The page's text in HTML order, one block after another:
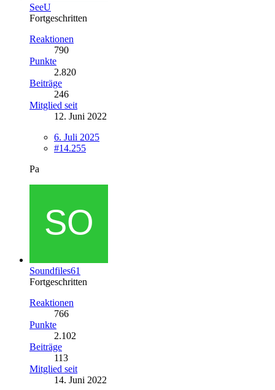
SeeU
Fortgeschritten
Reaktionen
790
Punkte
2.820
Beiträge
246
Mitglied seit
12. Juni 2022
6. Juli 2025
#14.255
Pa
Soundfiles61
Fortgeschritten
Reaktionen
766
Punkte
2.102
Beiträge
113
Mitglied seit
14. Juni 2022